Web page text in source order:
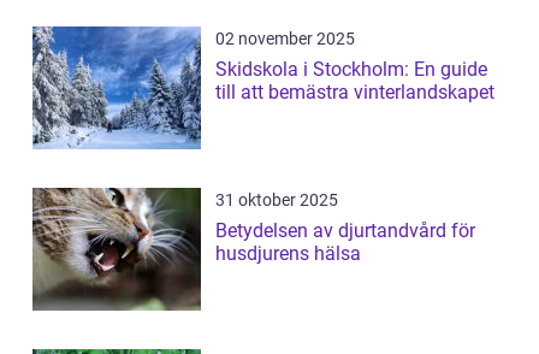
02 november 2025
Skidskola i Stockholm: En guide
till att bemästra vinterlandskapet
31 oktober 2025
Betydelsen av djurtandvård för
husdjurens hälsa